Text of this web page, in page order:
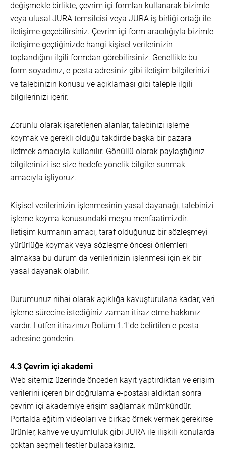
değişmekle birlikte, çevrim içi formları kullanarak bizimle
veya ulusal JURA temsilcisi veya JURA iş birliği ortağı ile
iletişime geçebilirsiniz. Çevrim içi form aracılığıyla bizimle
iletişime geçtiğinizde hangi kişisel verilerinizin
toplandığını ilgili formdan görebilirsiniz. Genellikle bu
form soyadınız, e-posta adresiniz gibi iletişim bilgilerinizi
ve talebinizin konusu ve açıklaması gibi taleple ilgili
bilgilerinizi içerir.
Zorunlu olarak işaretlenen alanlar, talebinizi işleme
koymak ve gerekli olduğu takdirde başka bir pazara
iletmek amacıyla kullanılır. Gönüllü olarak paylaştığınız
bilgilerinizi ise size hedefe yönelik bilgiler sunmak
amacıyla işliyoruz.
Kişisel verilerinizin işlenmesinin yasal dayanağı, talebinizi
işleme koyma konusundaki meşru menfaatimizdir.
İletişim kurmanın amacı, taraf olduğunuz bir sözleşmeyi
yürürlüğe koymak veya sözleşme öncesi önlemleri
almaksa bu durum da verilerinizin işlenmesi için ek bir
yasal dayanak olabilir.
Durumunuz nihai olarak açıklığa kavuşturulana kadar, veri
işleme sürecine istediğiniz zaman itiraz etme hakkınız
vardır. Lütfen itirazınızı Bölüm 1.1'de belirtilen e-posta
adresine gönderin.
4.3 Çevrim içi akademi
Web sitemiz üzerinde önceden kayıt yaptırdıktan ve erişim
verilerini içeren bir doğrulama e-postası aldıktan sonra
çevrim içi akademiye erişim sağlamak mümkündür.
Portalda eğitim videoları ve birkaç örnek vermek gerekirse
ürünler, kahve ve uyumluluk gibi JURA ile ilişkili konularda
çoktan seçmeli testler bulacaksınız.